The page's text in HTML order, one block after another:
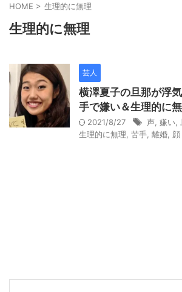
HOME > 生理的に無理
生理的に無理
芸人
横澤夏子の旦那が浮
手で嫌い＆生理的に
2021/8/27 声 嫌い
生理的に無理 苦手 離婚 顔